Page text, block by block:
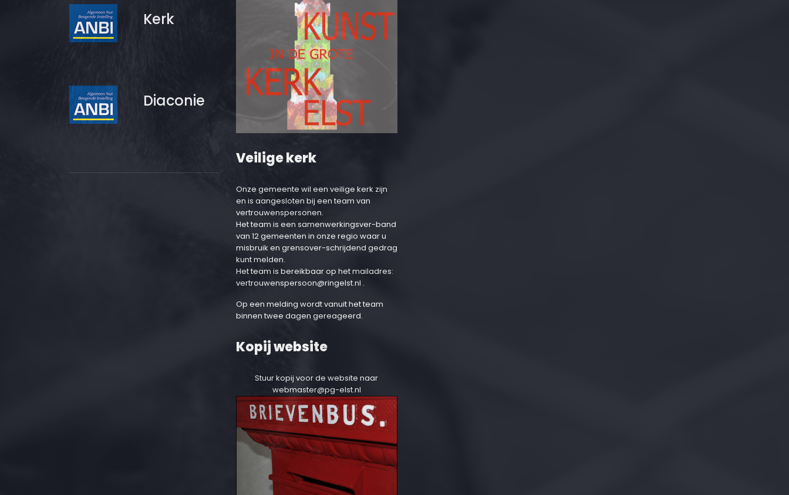
Kerk
Diaconie
Veilige kerk
Onze gemeente wil een veilige kerk zijn
en is aangesloten bij een team van
vertrouwenspersonen.
Het team is een samenwerkingsver-band
van 12 gemeenten in onze regio waar u
misbruik en grensover-schrijdend gedrag
kunt melden.
Het team is bereikbaar op het mailadres:
vertrouwenspersoon@ringelst.nl .
Op een melding wordt vanuit het team
binnen twee dagen gereageerd.
Kopij website
Stuur kopij voor de website naar
webmaster@pg-elst.nl